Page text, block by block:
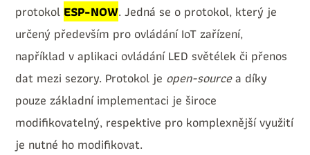
protokol ESP-NOW. Jedná se o protokol, který je
určený především pro ovládání IoT zařízení,
například v aplikaci ovládání LED světélek či přenos
dat mezi sezory. Protokol je open-sourcea díky
pouze základní implementaci je široce
modifikovatelný, respektive pro komplexnější využití
je nutné ho modifikovat.